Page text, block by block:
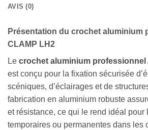
AVIS (0)
Présentation du crochet aluminium
CLAMP LH2
Le crochet aluminium professionnel
est conçu pour la fixation sécurisée
scéniques, d’éclairages et de
fabrication en aluminium robuste
et résistance, ce qui le rend idéal pour
temporaires ou permanentes dans les